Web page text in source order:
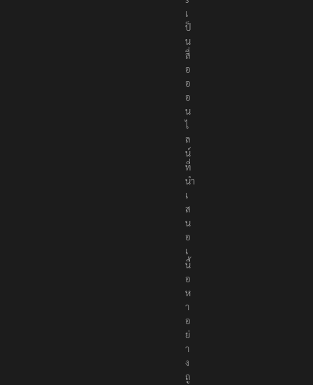
เ
ป็
น
สื่
อ
อ
อ
น
ไ
ล
น์
ที่
นำ
เ
ส
น
อ
เ
นื้
อ
ห
า
อ
ย่
า
ง
ถู